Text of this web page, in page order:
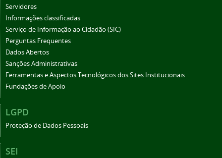
Servidores
Informações classificadas
Serviço de Informação ao Cidadão (SIC)
Perguntas Frequentes
Dados Abertos
Sanções Administrativas
Ferramentas e Aspectos Tecnológicos dos Sites Institucionais
Fundações de Apoio
LGPD
Proteção de Dados Pessoais
SEI